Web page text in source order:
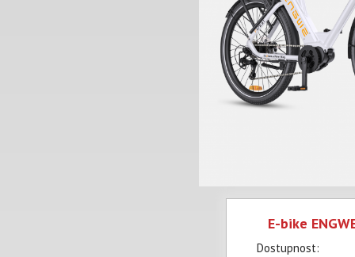
E-bike
Dostupnost: